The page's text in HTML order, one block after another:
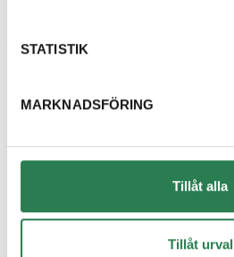
STATISTIK
MARKNADSFÖRING
Tillåt alla
Tillåt urval
Faktura och betalning
Abonnemang